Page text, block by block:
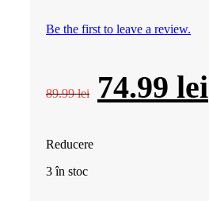
Be the first to leave a review.
89.99lei
Prețul
74.99 lei
Reducere
3 în stoc